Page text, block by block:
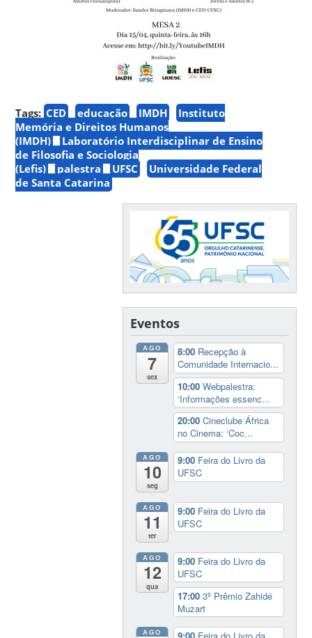
Tags: CED educação IMDH
Instituto
Memória e Direitos Humanos
(IMDH)
Laboratório Interdisciplinar de Ensino
de Filosofia e Sociologia
(Lefis)
palestra UFSC
Universidade Federal
de Santa Catarina
Eventos
AGO
7
sex
8:00 Recepção à
Comunidade Internacio...
10:00Webpalestra:
‘Informações essenc...
20:00Cineclube África
no Cinema: ‘Coc...
AGO
10
seg
9:00 Feira do Livro da
UFSC
AGO
11
ter
9:00 Feira do Livro da
UFSC
AGO
12
qua
9:00 Feira do Livro da
UFSC
17:003º Prêmio Zahidé
Muzart
AGO